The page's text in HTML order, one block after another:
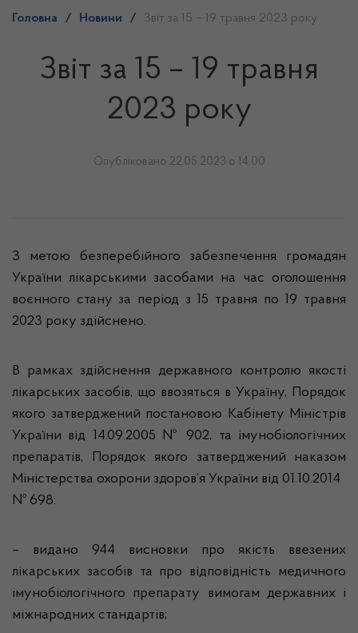
Головна / Новини / Звіт за 15 – 19 травня 2023 року
Звіт за 15 – 19 травня
2023 року
Опубліковано 22.05.2023 о 14:00
З метою безперебійного забезпечення громадян
України лікарськими засобами на час оголошення
воєнного стану за період з 15 травня по 19 травня
2023 року здійснено.
В рамках здійснення державного контролю якості
лікарських засобів, що ввозяться в Україну, Порядок
якого затверджений постановою Кабінету Міністрів
України від 14.09.2005 № 902, та імунобіологічних
препаратів, Порядок якого затверджений наказом
Міністерства охорони здоров’я України від 01.10.2014
№ 698:
– видано 944 висновки про якість ввезених
лікарських засобів та про відповідність медичного
імунобіологічного препарату вимогам державних і
міжнародних стандартів;